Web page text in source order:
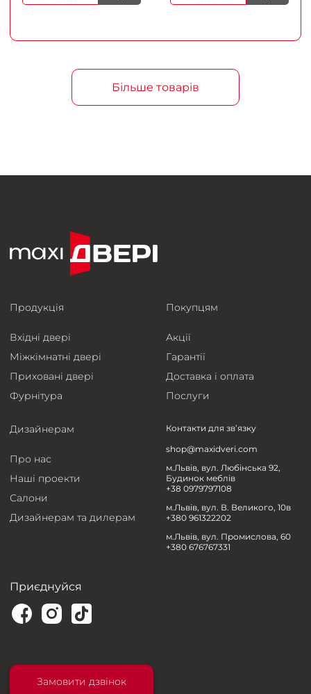
Більше товарів
Продукція
Вхідні двері
Міжкімнатні двері
Приховані двері
Фурнітура
Покупцям
Акції
Гарантії
Доставка і оплата
Послуги
Дизайнерам
Про нас
Наші проекти
Салони
Дизайнерам та дилерам
Контакти для зв’язку
shop@maxidveri.com
м.Львів, вул. Любінська 92,
Будинок меблів
+38 0979797108
м.Львів, вул. В. Великого, 10в
+380 961322202
м.Львів, вул. Промислова, 60
+380 676767331
Приєднуйся
Замовити дзвінок